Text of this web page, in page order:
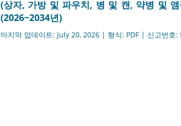
(상자, 가방 및 파우치, 병 및 캔, 약병 및
(2026~2034년)
마지막 업데이트: July 20, 2026 | 형식: PDF | 신고번호: